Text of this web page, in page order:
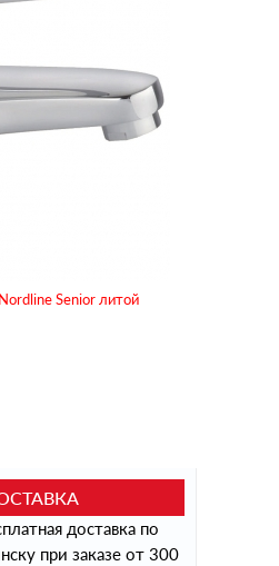
Senior литой
доставка по
при заказе от 300